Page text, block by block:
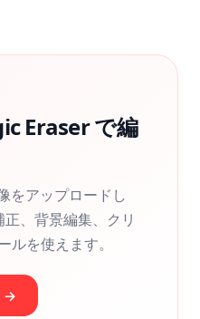
Eraser で編
をアップロードし
、背景編集、クリ
ルを使えます。
→